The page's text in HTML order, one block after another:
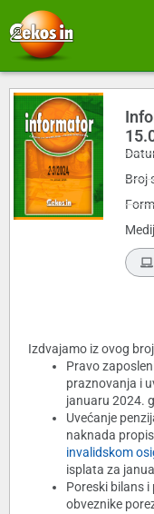
Broj
Izdvajamo iz ovog
Pravo
praznovanja i
januaru 2024.
Uvećanje
naknada
invalidskom
isplata za
Poreski bilans
obveznike